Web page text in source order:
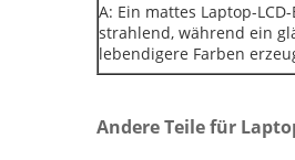
A: Ein mattes Laptop-
strahlend, während ein
lebendigere Farben
Andere Teile für